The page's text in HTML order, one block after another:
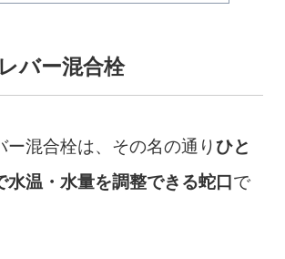
バー混合栓
ー混合栓は、その名の通りひと
水温・水量を調整できる蛇口で